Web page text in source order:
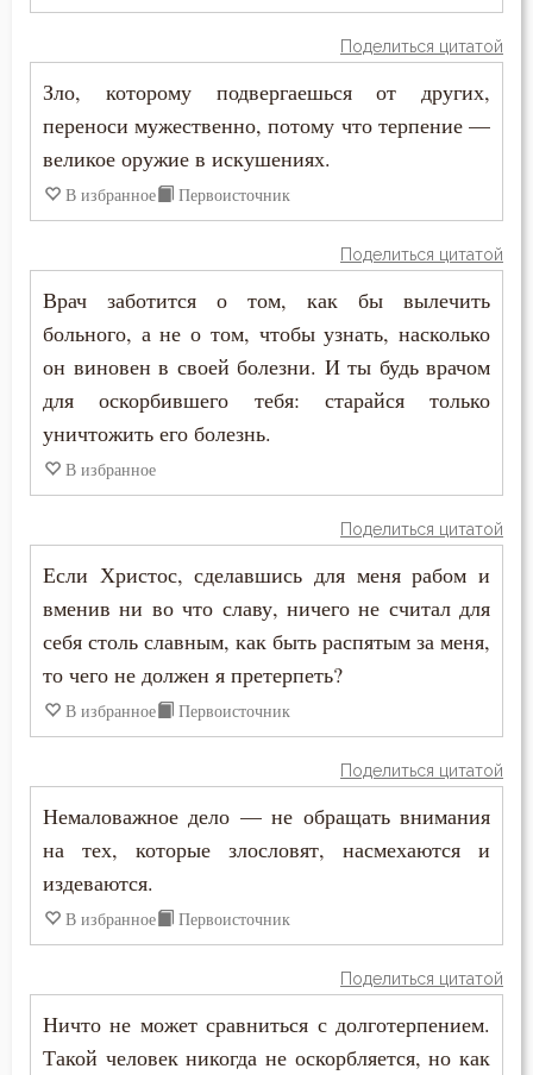
Истина
Колдовство
Красота
Крестное знамение
Крещение
Кротость
Лесть
Лицемерие
Ложь
Любовь
Любовь Божия
Любовь к Богу
Любомудрие
Симеон Солунский
Тихон Задонский
Фалассий Ливийский
Феодорит Кирский
Феолипт Филадельфийский
Феофан Затворник
Феофил Антиохийский
Феофилакт Болгарский
Филарет Московский (Дроздов)
Филофей Синайский
Поделиться цитатой
Зло, которому подвергаешься от других,
переноси мужественно, потому что терпение —
великое оружие в искушениях.
В избранное Первоисточник
Поделиться цитатой
Врач заботится о том, как бы вылечить
больного, а не о том, чтобы узнать, насколько
он виновен в своей болезни. И ты будь врачом
для оскорбившего тебя: старайся только
уничтожить его болезнь.
В избранное
Поделиться цитатой
Если Христос, сделавшись для меня рабом и
вменив ни во что славу, ничего не считал для
себя столь славным, как быть распятым за меня,
то чего не должен я претерпеть?
В избранное Первоисточник
Поделиться цитатой
Немаловажное дело — не обращать внимания
на тех, которые злословят, насмехаются и
издеваются.
В избранное Первоисточник
Поделиться цитатой
Ничто не может сравниться с долготерпением.
Такой человек никогда не оскорбляется, но как